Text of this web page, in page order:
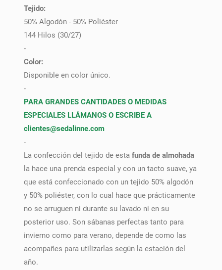
Tejido:
50% Algodón - 50% Poliéster
144 Hilos (30/27)
-
Color:
Disponible en color único.
-
PARA GRANDES CANTIDADES O MEDIDAS
ESPECIALES LLÁMANOS O ESCRIBE A
clientes@sedalinne.com
-
La confección del tejido de esta funda de almohada
la hace una prenda especial y con un tacto suave, ya
que está confeccionado con un tejido 50% algodón
y 50% poliéster, con lo cual hace que prácticamente
no se arruguen ni durante su lavado ni en su
posterior uso. Son sábanas perfectas tanto para
invierno como para verano, depende de como las
acompañes para utilizarlas según la estación del
año.